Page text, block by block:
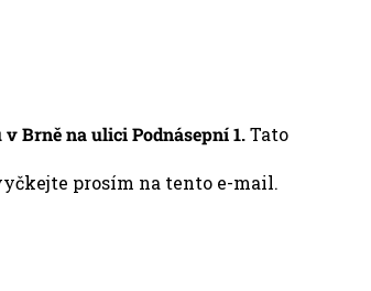
Brně na ulici Podnásepní 1.Tato
prosím na tento e-mail.